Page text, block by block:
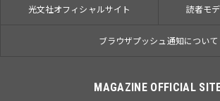
光文社オフィシャルサイト 読者モ
ブラウザプッシュ通知について
MAGAZINE OFFICIAL